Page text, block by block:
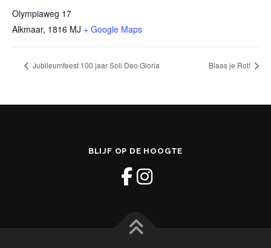
Olympiaweg 17
Alkmaar, 1816 MJ + Google Maps
Jubileumfeest 100 jaar Soli Deo Gloria Blaas je Rot!
BLIJF OP DE HOOGTE